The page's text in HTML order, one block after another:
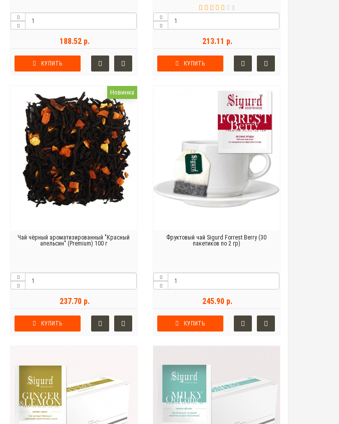
188.52 р.
КУПИТЬ
3
213.11 р.
КУПИТЬ
Новинка
Чай чёрный ароматизированный "Красный
апельсин" (Premium) 100 г
237.70 р.
КУПИТЬ
Фруктовый чай Sigurd Forrest Berry (30
пакетиков по 2 гр)
245.90 р.
КУПИТЬ